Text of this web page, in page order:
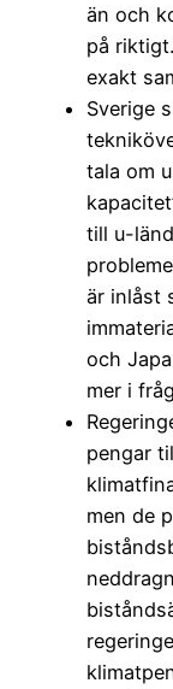
än och
på
exakt
Sverige
tala om
till u-
är inlåst
och
mer i
pengar
men de